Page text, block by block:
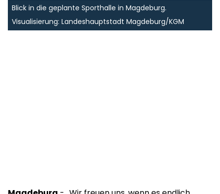
Blick in die geplante Sporthalle in Magdeburg.
Visualisierung: Landeshauptstadt Magdeburg/KGM